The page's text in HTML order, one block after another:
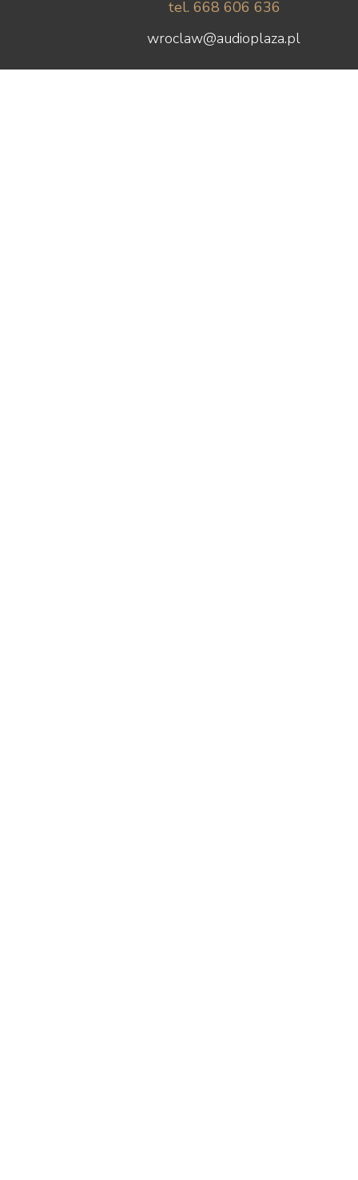
tel. 668 606 636
wroclaw@audioplaza.pl